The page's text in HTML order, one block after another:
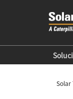
Solar